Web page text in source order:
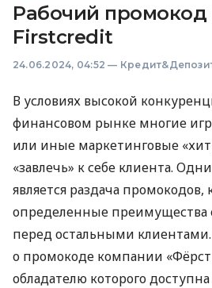
Рабочий промокод
Firstcredit
24.06.2024, 04:52 —
В условиях высокой
финансовом рынке многие
или иные маркетинговые
«завлечь» к себе клиента.
является раздача
определенные преимущества
перед остальными
о промокоде компании
обладателю которого